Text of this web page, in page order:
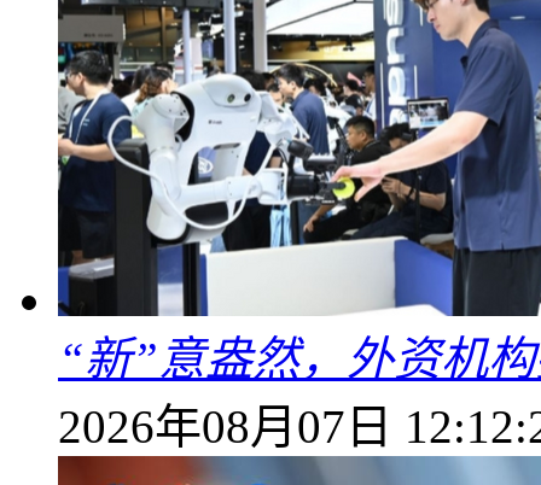
“新”意盎然，外资机
2026年08月07日